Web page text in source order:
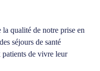
qualité de notre prise en
séjours de santé
patients de vivre leur